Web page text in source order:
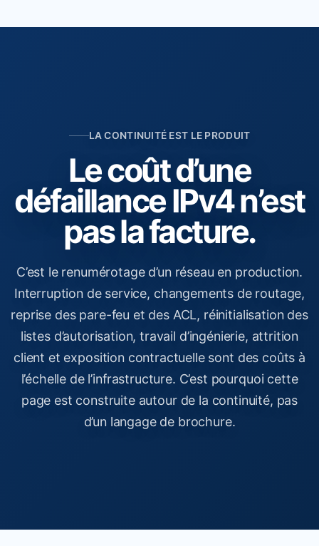
LA CONTINUITÉ EST LE PRODUIT
Le coût d’une
défaillance IPv4 n’est
pas la facture.
C’est le renumérotage d’un réseau en production.
Interruption de service, changements de routage,
reprise des pare-feu et des ACL, réinitialisation des
listes d’autorisation, travail d’ingénierie, attrition
client et exposition contractuelle sont des coûts à
l’échelle de l’infrastructure. C’est pourquoi cette
page est construite autour de la continuité, pas
d’un langage de brochure.